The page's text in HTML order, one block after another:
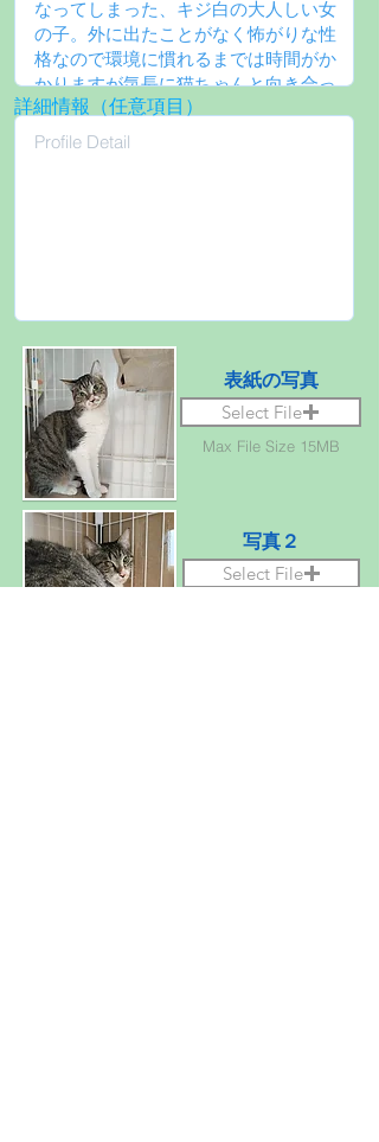
詳細情報（任意項目）
表紙の写真
Select File
Max File Size 15MB
写真２
Select File